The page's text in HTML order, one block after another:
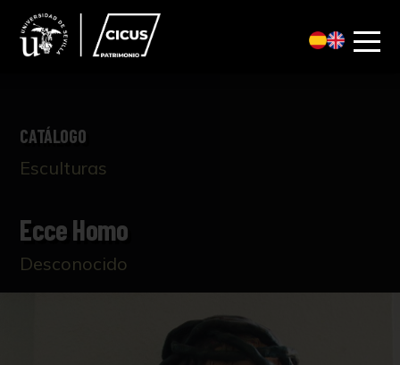
CATÁLOGO
Esculturas
Ecce Homo
Desconocido